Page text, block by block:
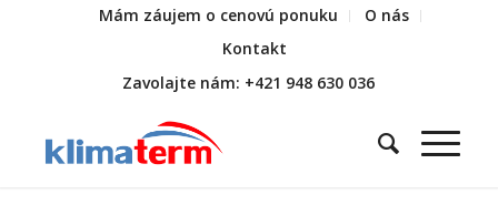
Mám záujem o cenovú ponuku
O nás
Kontakt
Zavolajte nám: +421 948 630 036